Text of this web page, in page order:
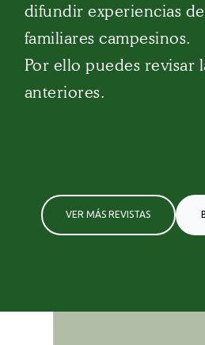
difundir experiencias
familiares campesinos.
Por ello puedes revisar
anteriores.
VER MÁS REVISTAS